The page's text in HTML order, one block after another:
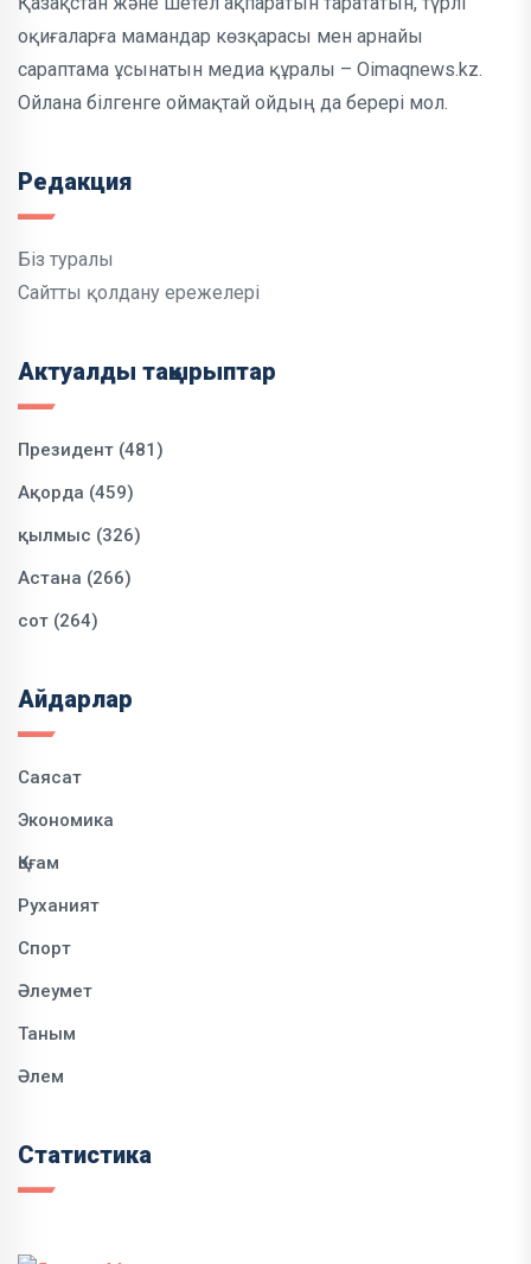
оқиғаларға мамандар көзқарасы мен арнайы
сараптама ұсынатын медиа құралы – Oimaqnews.kz.
Ойлана білгенге оймақтай ойдың да берері мол.
Редакция
Біз туралы
Сайтты қолдану ережелері
Актуалды тақырыптар
Президент (481)
Ақорда (459)
қылмыс (326)
Астана (266)
сот (264)
Айдарлар
Саясат
Экономика
Қоғам
Руханият
Спорт
Әлеумет
Таным
Әлем
Статистика